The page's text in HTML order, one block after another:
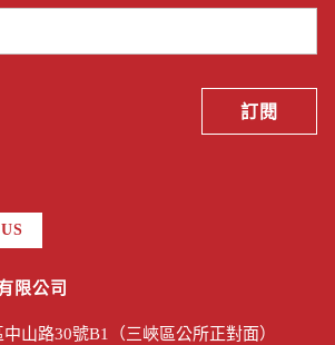
限公司
山路30號B1（三峽區公所正對面）